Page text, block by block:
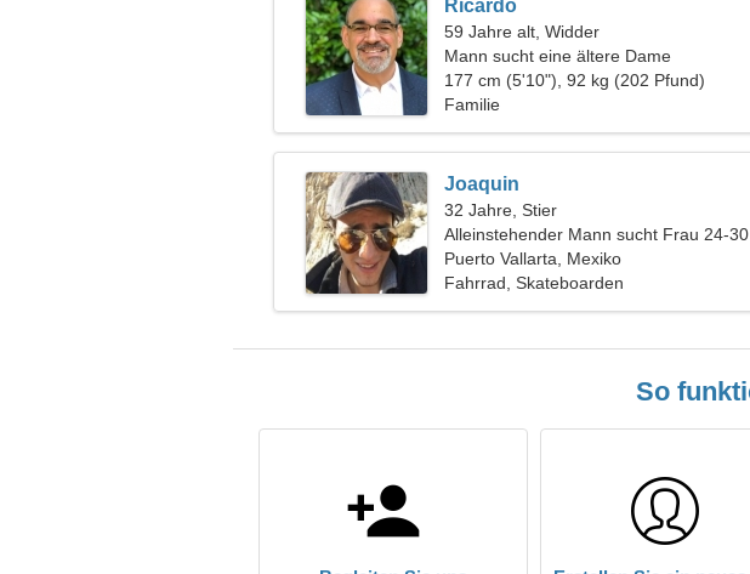
Ricardo
59 Jahre alt, Widder
Mann sucht eine ältere Dame
177 cm (5'10"), 92 kg (202 Pfund)
Familie
Joaquin
32 Jahre, Stier
Alleinstehender Mann sucht Frau 24-30
Puerto Vallarta, Mexiko
Fahrrad, Skateboarden
So